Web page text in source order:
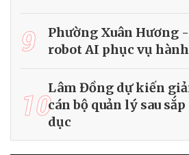
9
Phường Xuân Hương
robot AI phục vụ
10Lâm Đồng dự kiến
cán bộ quản lý sau
dục